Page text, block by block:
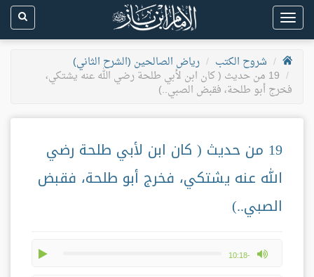
Toggle
navigation
شروح الكتب
رياض الصالحين (الشرح الثاني)
19 من حديث ( كان ابن لأبي طلحة رضي الله عنه يشتكي،
فخرج أبو طلحة، فقبض الصبي..)
19 من حديث ( كان ابن لأبي طلحة رضي
الله عنه يشتكي، فخرج أبو طلحة، فقبض
الصبي..)
-10:18
max volume